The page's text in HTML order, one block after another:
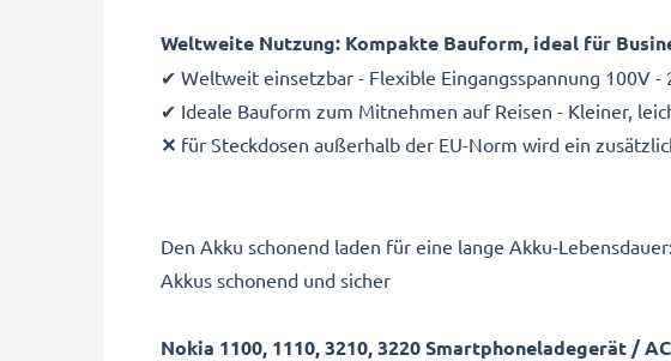
Weltweite Nutzung: Kompakte Bauform, ideal für
✔ Weltweit einsetzbar - Flexible Eingangsspannung 100V
✔ Ideale Bauform zum Mitnehmen auf Reisen - Kleiner,
✕ für Steckdosen außerhalb der EU-Norm wird ein
Den Akku schonend laden für eine lange Akku-
Akkus schonend und sicher
Nokia 1100, 1110, 3210, 3220 Smartphoneladegerät /